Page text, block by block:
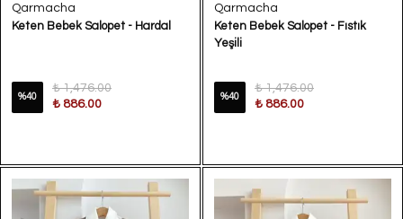
Qarmacha
Keten Bebek Salopet - Hardal
%40
₺ 1,476.00
₺ 886.00
Qarmacha
Keten Bebek Salopet - Fıstık
Yeşili
%40
₺ 1,476.00
₺ 886.00